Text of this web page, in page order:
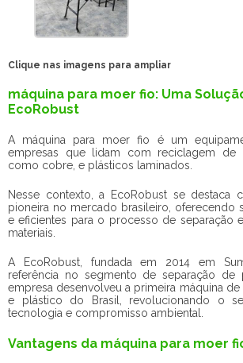
Clique nas imagens para ampliar
máquina para moer fio: Uma
EcoRobust
A máquina para moer fio é um
empresas que lidam com reciclagem de
como cobre, e plásticos laminados.
Nesse contexto, a EcoRobust se destaca
pioneira no mercado brasileiro, oferecendo
e eficientes para o processo de separação
materiais.
A EcoRobust, fundada em 2014 em
referência no segmento de separação
empresa desenvolveu a primeira máquina
e plástico do Brasil, revolucionando o
tecnologia e compromisso ambiental.
Vantagens da máquina para moer